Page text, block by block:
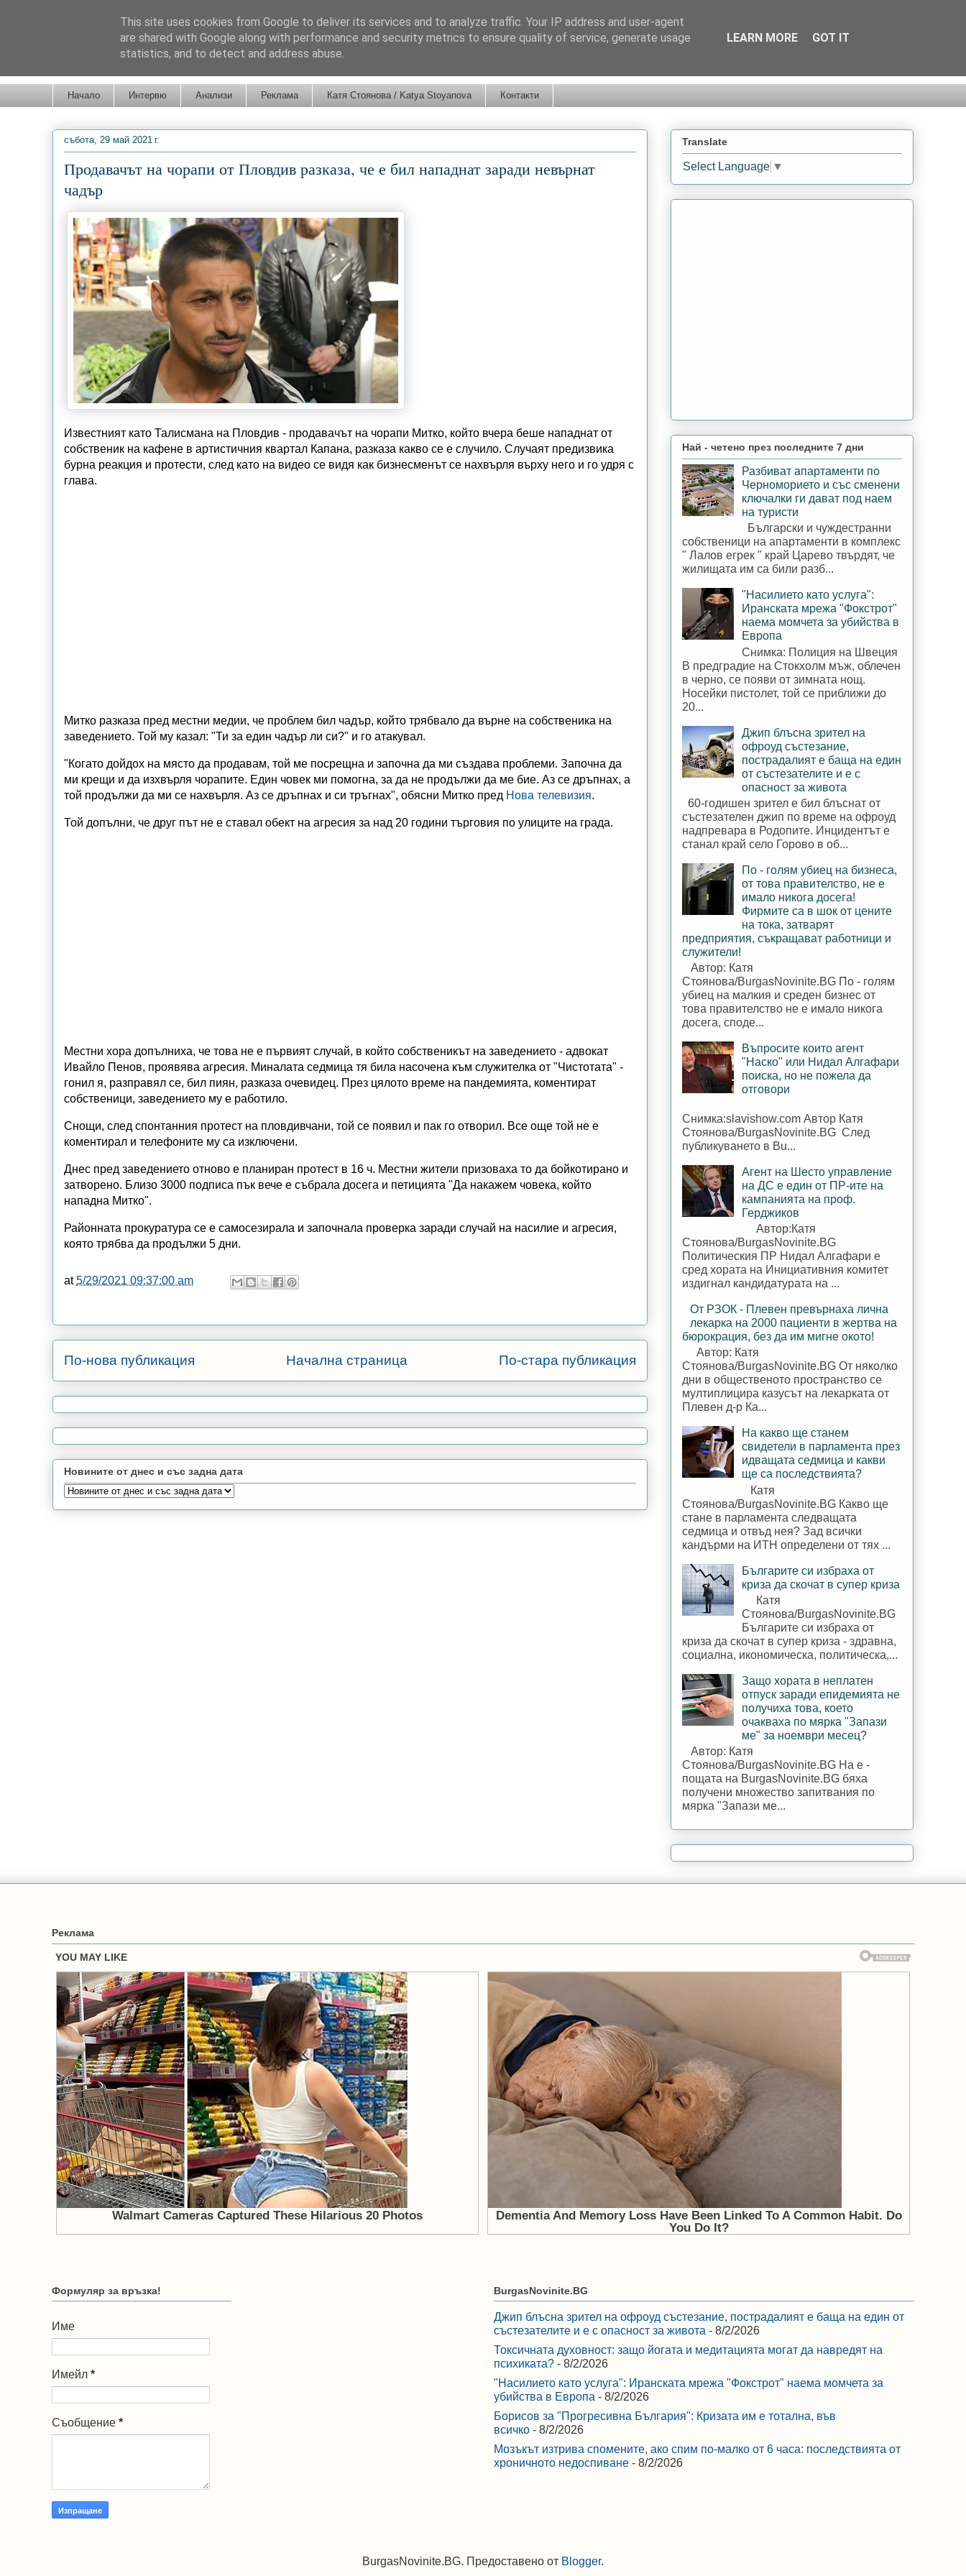
Начало Интервю Анализи Реклама Катя Стоянова / Katya Stoyanova Контакти
събота, 29 май 2021 г.
Продавачът на чорапи от Пловдив разказа, че е бил нападнат заради невърнат
чадър
Известният като Талисмана на Пловдив - продавачът на чорапи Митко, който вчера беше нападнат от
собственик на кафене в артистичния квартал Капана, разказа какво се е случило. Случаят предизвика
бурна реакция и протести, след като на видео се видя как бизнесменът сe нахвърля върху него и го удря с
глава.
Митко разказа пред местни медии, че проблем бил чадър, който трябвало да върне на собственика на
заведението. Той му казал: "Ти за един чадър ли си?" и го атакувал.
"Когато дойдох на място да продавам, той ме посрещна и започна да ми създава проблеми. Започна да
ми крещи и да изхвърля чорапите. Един човек ми помогна, за да не продължи да ме бие. Аз се дръпнах, а
той продължи да ми се нахвърля. Аз се дръпнах и си тръгнах", обясни Митко пред Нова телевизия.
Той допълни, че друг път не е ставал обект на агресия за над 20 години търговия по улиците на града.
Местни хора допълниха, че това не е първият случай, в който собственикът на заведението - адвокат
Ивайло Пенов, проявява агресия. Миналата седмица тя била насочена към служителка от "Чистотата" -
гонил я, разправял се, бил пиян, разказа очевидец. През цялото време на пандемията, коментират
собственици, заведението му е работило.
Снощи, след спонтанния протест на пловдивчани, той се появил и пак го отворил. Все още той не е
коментирал и телефоните му са изключени.
Днес пред заведението отново е планиран протест в 16 ч. Местни жители призоваха то да бойкотирано и
затворено. Близо 3000 подписа пък вече е събрала досега и петицията "Да накажем човека, който
нападна Митко".
Районната прокуратура се е самосезирала и започнала проверка заради случай на насилие и агресия,
която трябва да продължи 5 дни.
at5/29/2021 09:37:00 am
По-нова публикация По-стара публикация
Начална страница
Новините от днес и със задна дата
Translate
Select Language ▼
Най - четено през последните 7 дни
Разбиват апартаменти по
Черноморието и със сменени
ключалки ги дават под наем
на туристи
Български и чуждестранни
собственици на апартаменти в комплекс
" Лалов егрек " край Царево твърдят, че
жилищата им са били разб...
"Насилието като услуга":
Иранската мрежа "Фокстрот"
наема момчета за убийства в
Европа
Снимка: Полиция на Швеция
В предградие на Стокхолм мъж, облечен
в черно, се появи от зимната нощ.
Носейки пистолет, той се приближи до
20...
Джип блъсна зрител на
офроуд състезание,
пострадалият е баща на един
от състезателите и е с
опасност за живота
60-годишен зрител е бил блъснат от
състезателен джип по време на офроуд
надпревара в Родопите. Инцидентът е
станал край село Горово в об...
По - голям убиец на бизнеса,
от това правителство, не е
имало никога досега!
Фирмите са в шок от цените
на тока, затварят
предприятия, съкращават работници и
служители!
Автор: Катя
Стоянова/BurgasNovinite.BG По - голям
убиец на малкия и среден бизнес от
това правителство не е имало никога
досега, споде...
Въпросите които агент
"Наско" или Нидал Алгафари
поиска, но не пожела да
отговори
Снимка:slavishow.com Автор Катя
Стоянова/BurgasNovinite.BG След
публикуването в Bu...
Агент на Шесто управление
на ДС е един от ПР-ите на
кампанията на проф.
Герджиков
Автор:Катя
Стоянова/BurgasNovinite.BG
Политическия ПР Нидал Алгафари е
сред хората на Инициативния комитет
издигнал кандидатурата на ...
От РЗОК - Плевен превърнаха лична
лекарка на 2000 пациенти в жертва на
бюрокрация, без да им мигне окото!
Автор: Катя
Стоянова/BurgasNovinite.BG От няколко
дни в общественото пространство се
мултиплицира казусът на лекарката от
Плевен д-р Ка...
На какво ще станем
свидетели в парламента през
идващата седмица и какви
ще са последствията?
Катя
Стоянова/BurgasNovinite.BG Какво ще
стане в парламента следващата
седмица и отвъд нея? Зад всички
кандърми на ИТН определени от тях ...
Българите си избраха от
криза да скочат в супер криза
Катя
Стоянова/BurgasNovinite.BG
Българите си избраха от
криза да скочат в супер криза - здравна,
социална, икономическа, политическа,...
Защо хората в неплатен
отпуск заради епидемията не
получиха това, което
очакваха по мярка "Запази
ме" за ноември месец?
Автор: Катя
Стоянова/BurgasNovinite.BG На е -
пощата на BurgasNovinite.BG бяха
получени множество запитвания по
мярка "Запази ме...
Реклама
Формуляр за връзка!
Име
Имейл *
Съобщение *
BurgasNovinite.BG
Джип блъсна зрител на офроуд състезание, пострадалият е баща на един от
състезателите и е с опасност за живота - 8/2/2026
Токсичната духовност: защо йогата и медитацията могат да навредят на
психиката? - 8/2/2026
"Насилието като услуга": Иранската мрежа "Фокстрот" наема момчета за
убийства в Европа - 8/2/2026
Борисов за "Прогресивна България": Кризата им е тотална, във
всичко - 8/2/2026
Мозъкът изтрива спомените, ако спим по-малко от 6 часа: последствията от
хроничното недоспиване - 8/2/2026
BurgasNovinite.BG. Предоставено от Blogger.
This site uses cookies from Google to deliver its services and to analyze traffic. Your IP address and user-agent
are shared with Google along with performance and security metrics to ensure quality of service, generate usage
statistics, and to detect and address abuse.
LEARN MORE GOT IT